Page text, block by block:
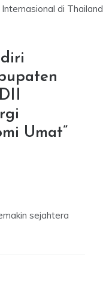
Internasional di Thailand
Umat”
sejahtera